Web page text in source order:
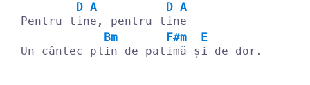
Pentru t
D
in
A
e, pentru t
D
in
A
e
Un cântec pl
Bm
in de pat
F#m
imă ș
E
i de dor.